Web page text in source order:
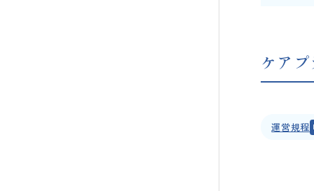
ケア
運営規程